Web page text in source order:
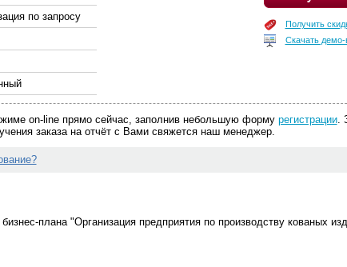
получения Вашего запроса, мы
Получить
Скачать
по запросу
on-line прямо сейчас, заполнив небольшую форму регистрации.
заказа на отчёт с Вами свяжется наш менеджер.
плана "Организация предприятия по производству кованых